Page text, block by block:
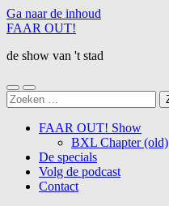
Ga naar de inhoud
FAAR OUT!
de show van 't stad
Schakel
naar
menu
Schakel
naar
Zoeken
naar:
FAAR OUT! Show
BXL Chapter (old)
De specials
Volg de podcast
Contact